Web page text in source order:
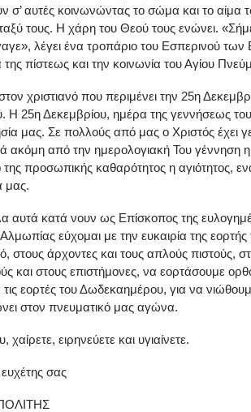
σ’ αυτές κοινωνώντας το σώμα και το αίμα
τους. Η χάρη του Θεού τους ενώνει.
λέγει ένα τροπάριο του Εσπερινού
της πίστεως και την κοινωνία του Αγίου
χριστιανό που περιμένει την 25η
Η 25η Δεκεμβρίου, ημέρα της γεννήσεως
μας. Σε πολλούς από μας ο Χριστός έχει
ακόμη από την ημερολογιακή Του
της προσωπικής καθαρότητος η αγιότητος,
μας.
αυτά κατά νουν ως Επίσκοπος της
εύχομαι με την ευκαιρία της
στους άρχοντες και τους απλούς πιστούς,
και στους επιστήμονες, να εορτάσουμε
τις εορτές του Δωδεκαημέρου, για να
στον πνευματικό μας αγώνα.
χαίρετε, ειρηνεύετε και υγιαίνετε.
σας